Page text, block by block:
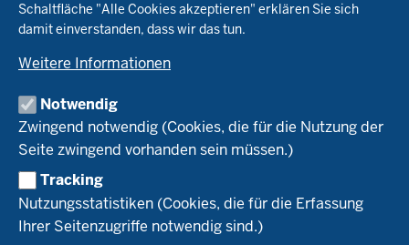
Schaltfläche "Alle Cookies akzeptieren" erklären Sie sich
damit einverstanden, dass wir das tun.
Weitere Informationen
Notwendig
Zwingend notwendig (Cookies, die für die Nutzung der
Seite zwingend vorhanden sein müssen.)
Tracking
Nutzungsstatistiken (Cookies, die für die Erfassung
Ihrer Seitenzugriffe notwendig sind.)
Tierhaltung
Markt
Umstellung
Recht
Bioland
Naturland
Versuche
Leitbetriebe Ökologischer Landbau
Versuchsbetriebe
WRRL-Modellbetriebe
Kontakte Versuchswesen
Aktuelles
Arbeitsschwerpunkte
Material & Kontakt
Ökoschule in Kleve
Ausbildungsbetriebe
Berufsausbildung
Forschung
Projekte Ökoteam
Forschungsergebnisse
Service
Kontakt